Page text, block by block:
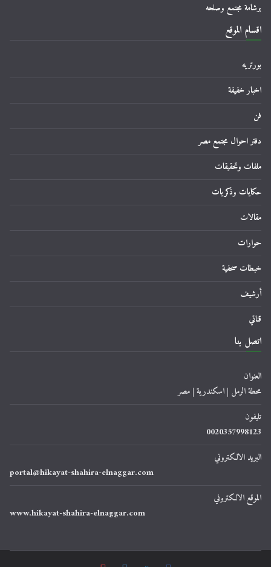
برشامة مجتمع وصلحه
اقسام الموقع
بورتريه
اخبار خفيفة
فن
دفتر احوال مجتمع مصر
ملفات وتحقيقات
حكايات وذكريات
مقالات
حوارات
خبطات صحفية
أرشيف
قناتي
اتصل بنا
العنوان
محطة الرمل | اسكندرية | مصر
تليفون
0020357998123
البريد الالكتروني
portal@hikayat-shahira-elnaggar.com
الموقع الالكتروني
www.hikayat-shahira-elnaggar.com